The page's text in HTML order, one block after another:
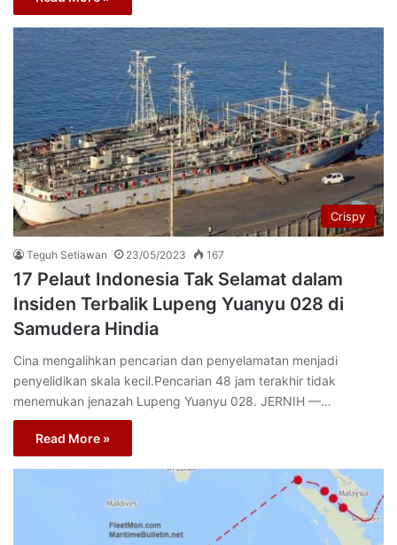
Crispy
Teguh Setiawan 23/05/2023 167
17 Pelaut Indonesia Tak Selamat dalam
Insiden Terbalik Lupeng Yuanyu 028 di
Samudera Hindia
Cina mengalihkan pencarian dan penyelamatan menjadi
penyelidikan skala kecil.Pencarian 48 jam terakhir tidak
menemukan jenazah Lupeng Yuanyu 028. JERNIH —…
Read More »